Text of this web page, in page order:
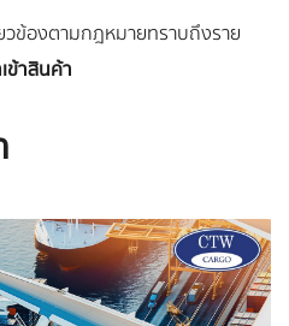
วข้องตามกฎหมายทราบถึงราย
ข้าสินค้า